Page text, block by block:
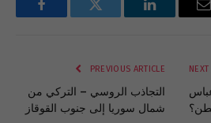
FacebookTwitter LinkedIn
PREVIOUS ARTICLE
التجاذب الروسي – التركي من
شمال سوريا إلى جنوب القوقاز